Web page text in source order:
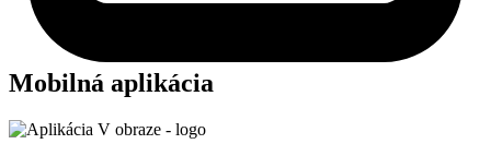
Mobilná aplikácia